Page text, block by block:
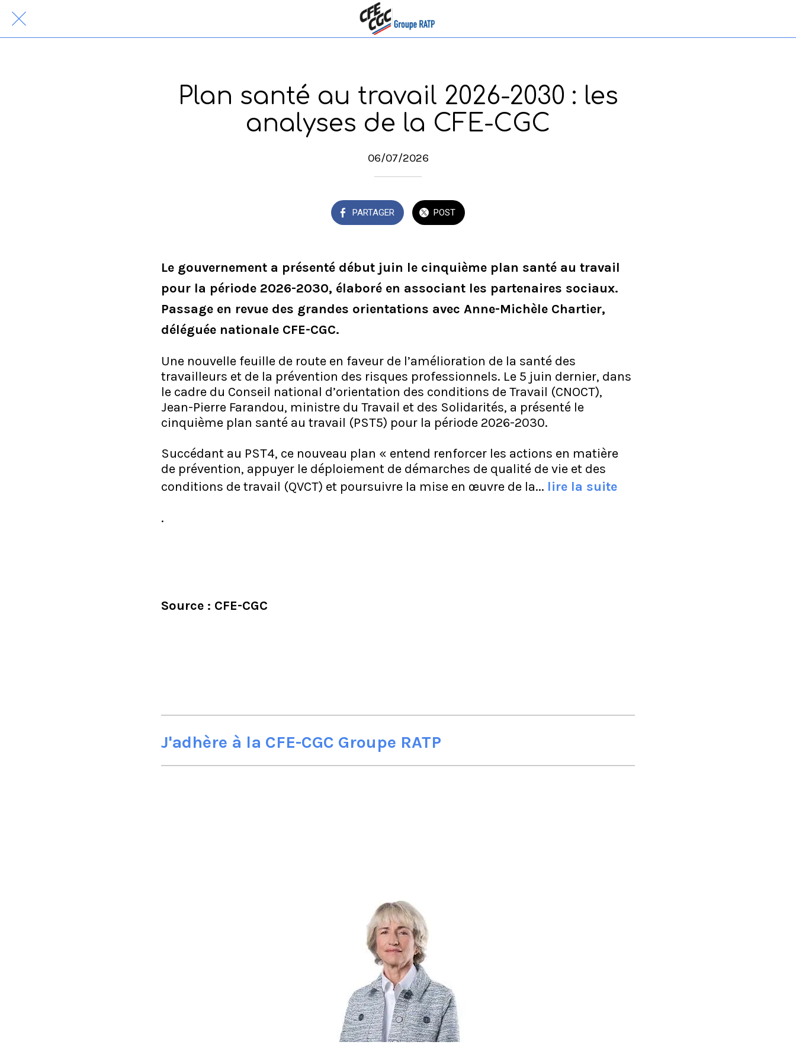
Plan santé au travail 2026-2030 : les
analyses de la CFE-CGC
06/07/2026
PARTAGER POST
Le gouvernement a présenté début juin le cinquième plan santé au travail
pour la période 2026-2030, élaboré en associant les partenaires sociaux.
Passage en revue des grandes orientations avec Anne-Michèle Chartier,
déléguée nationale CFE-CGC.
Une nouvelle feuille de route en faveur de l’amélioration de la santé des
travailleurs et de la prévention des risques professionnels. Le 5 juin dernier, dans
le cadre du Conseil national d’orientation des conditions de Travail (CNOCT),
Jean-Pierre Farandou, ministre du Travail et des Solidarités, a présenté le
cinquième plan santé au travail (PST5) pour la période 2026-2030.
Succédant au PST4, ce nouveau plan « entend renforcer les actions en matière
de prévention, appuyer le déploiement de démarches de qualité de vie et des
conditions de travail (QVCT) et poursuivre la mise en œuvre de la... lire la suite
.
Source : CFE-CGC
J'adhère à la CFE-CGC Groupe RATP